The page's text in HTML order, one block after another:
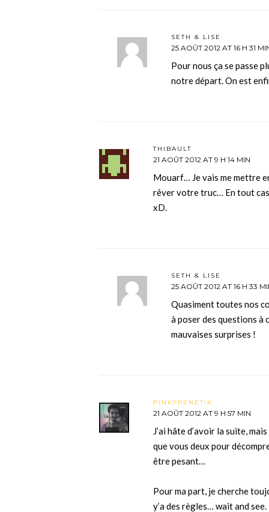
SETH & LISE
25 AOÛT 2012 AT 16 H 31
Pour nous ça se passe
notre départ. On est
THIBAULT
21 AOÛT 2012 AT 9 H 14 MIN
Mouarf… Je vais me mettre
rêver votre truc… En tout
xD.
SETH & LISE
25 AOÛT 2012 AT 16 H 33
Quasiment toutes nos
à poser des questions
mauvaises surprises !
PINKFRENETIK
21 AOÛT 2012 AT 9 H 57 MIN
J’ai hâte d’avoir la suite,
que vous deux pour
être pesant…
Pour ma part, je cherche
y’a des règles… wait and see.